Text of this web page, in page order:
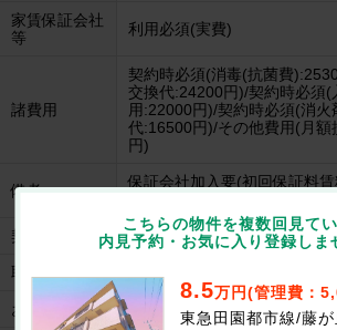
家賃保証会社
等
利用必須(実費)
諸費用
契約時必須(消毒(抗菌費
交換代:24200円)/契約時必須(
用:22000円)/契約時必須(消火
代:16500円)/その他費用(月額
円)
備考
保証会社加入要(初回保証料
契約 一般契約(2年間)
取引形態
お問合せ番号 553-724132205
こちらの物件を複数回見て
内見予約・お気に入り登録しま
8.5万円(管理費：
東急田園都市線/藤